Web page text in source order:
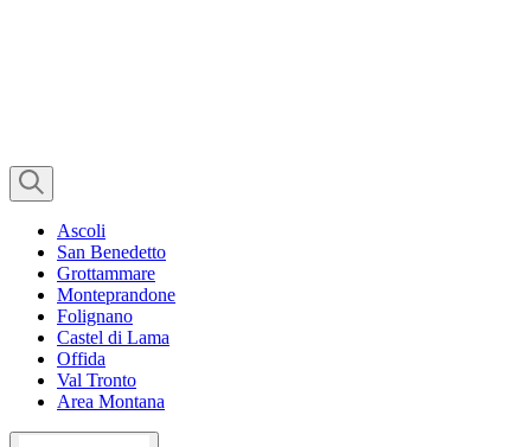
Ascoli
San Benedetto
Grottammare
Monteprandone
Folignano
Castel di Lama
Offida
Val Tronto
Area Montana